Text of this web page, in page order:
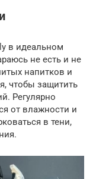
в идеальном
не есть и не
напитков и
чтобы защитить
Регулярно
от влажности и
в тени,